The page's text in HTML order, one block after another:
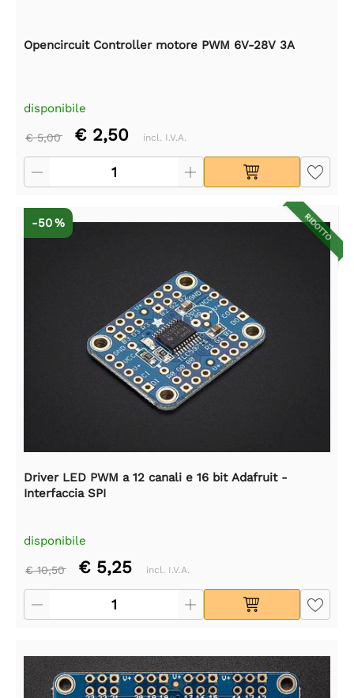
Opencircuit Controller motore PWM 6V-28V 3A
disponibile
€ 5,00 € 2,50 incl. I.V.A.
RIDOTTO
-50 %
Driver LED PWM a 12 canali e 16 bit Adafruit -
Interfaccia SPI
disponibile
€ 10,50 € 5,25 incl. I.V.A.